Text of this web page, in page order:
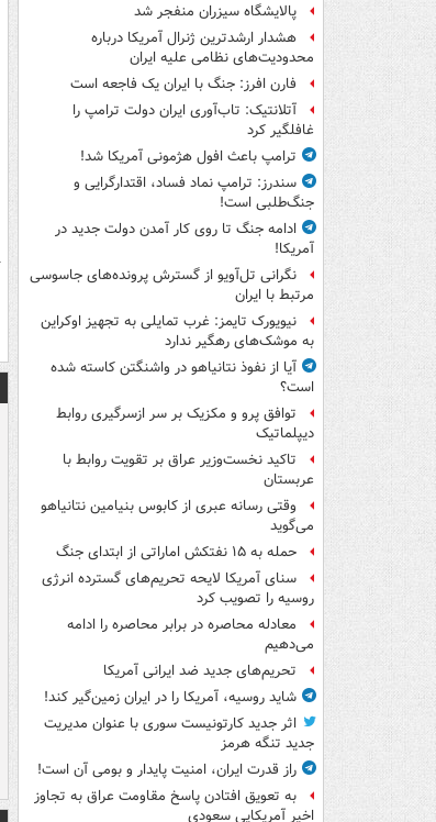
پالایشگاه سیزران منفجر شد
هشدار ارشدترین ژنرال آمریکا درباره
محدودیت‌های نظامی علیه ایران
فارن افرز: جنگ با ایران یک فاجعه است
آتلانتیک: تاب‌آوری ایران دولت ترامپ را
غافلگیر کرد
ترامپ باعث افول هژمونی آمریکا شد!
سندرز: ترامپ نماد فساد، اقتدارگرایی و
جنگ‌طلبی است!
ادامه جنگ تا روی کار آمدن دولت جدید در
آمریکا!
نگرانی تل‌آویو از گسترش پرونده‌های جاسوسی
مرتبط با ایران
نیویورک تایمز: غرب تمایلی به تجهیز اوکراین
به موشک‌های رهگیر ندارد
آیا از نفوذ نتانیاهو در واشنگتن کاسته شده
است؟
توافق پرو و مکزیک بر سر ازسرگیری روابط
دیپلماتیک
تاکید نخست‌وزیر عراق بر تقویت روابط با
عربستان
وقتی رسانه عبری از کابوس بنیامین نتانیاهو
می‌گوید
حمله به ۱۵ نفتکش‌ اماراتی از ابتدای جنگ
سنای آمریکا لایحه تحریم‌های گسترده انرژی
روسیه را تصویب کرد
معادله محاصره در برابر محاصره را ادامه
می‌دهیم
تحریم‌های جدید ضد ایرانی آمریکا
شاید روسیه، آمریکا را در ایران زمین‌گیر کند!
اثر جدید کارتونیست سوری با عنوان مدیریت
جدید تنگه هرمز
راز قدرت ایران، امنیت پایدار و بومی آن است!
به تعویق افتادن پاسخ مقاومت عراق به تجاوز
اخیر آمریکایی سعودی